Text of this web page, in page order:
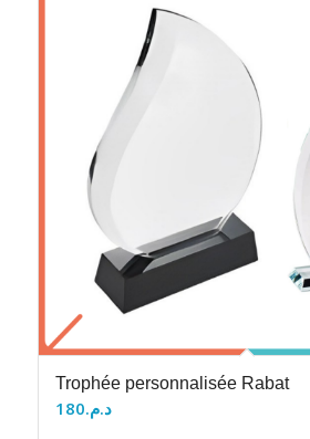
Trophée personnalisée Rabat
د.م.180